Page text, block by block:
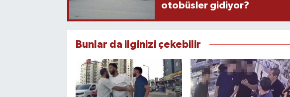
otobüsler gidiyor?
Bunlar da ilginizi çekebilir